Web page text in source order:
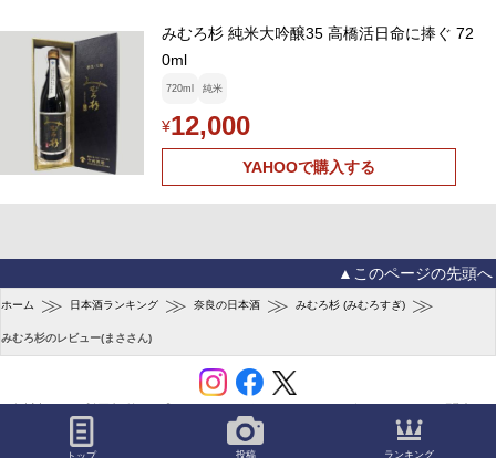
みむろ杉 純米大吟醸35 高橋活日命に捧ぐ 72
0ml
720ml 純米
¥12,000
YAHOOで購入する
トップ 投稿 ランキング
▲このページの先頭へ
ホーム ≫ 日本酒ランキング ≫ 奈良の日本酒 ≫ みむろ杉 (みむろすぎ) ≫
みむろ杉のレビュー(まささん)
(C) SAKETIME